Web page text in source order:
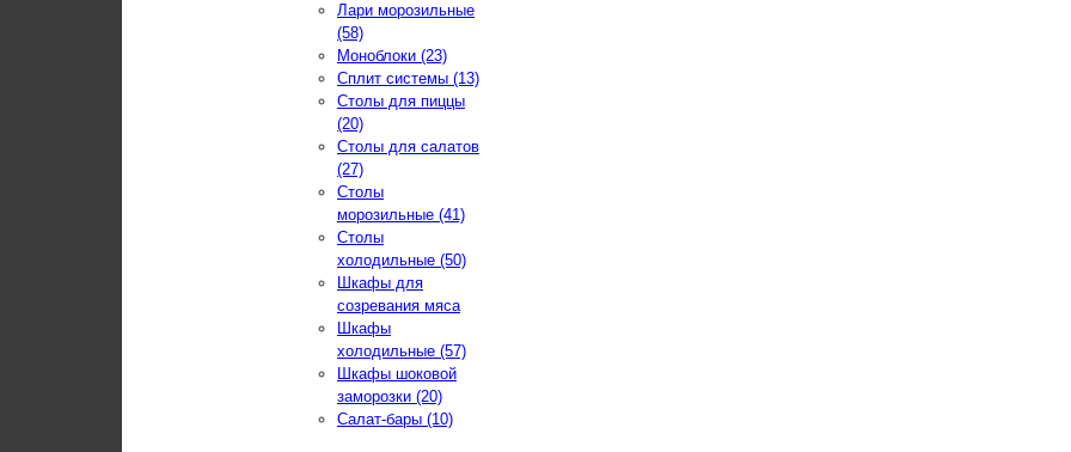
Лари морозильные
(58)
Моноблоки (23)
Сплит системы (13)
Столы для пиццы
(20)
Столы для салатов
(27)
Столы
морозильные (41)
Столы
холодильные (50)
Шкафы для
созревания мяса
Шкафы
холодильные (57)
Шкафы шоковой
заморозки (20)
Салат-бары (10)